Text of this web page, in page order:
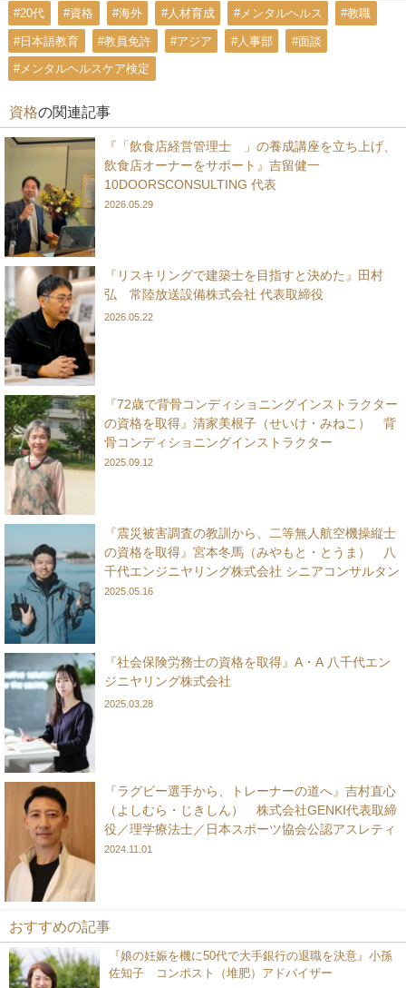
#20代 #資格 #海外 #人材育成 #メンタルヘルス #教職
#日本語教育 #教員免許 #アジア #人事部 #面談
#メンタルヘルスケア検定
資格の関連記事
『「飲食店経営管理士®」の養成講座を立ち上げ、
飲食店オーナーをサポート』吉留健一
10DOORSCONSULTING 代表
2026.05.29
『リスキリングで建築士を目指すと決めた』田村
弘 常陸放送設備株式会社 代表取締役
2026.05.22
『72歳で背骨コンディショニングインストラクター
の資格を取得』清家美根子（せいけ・みねこ） 背
骨コンディショニングインストラクター
2025.09.12
『震災被害調査の教訓から、二等無人航空機操縦士
の資格を取得』宮本冬馬（みやもと・とうま） 八
千代エンジニヤリング株式会社 シニアコンサルタン
ト
2025.05.16
『社会保険労務士の資格を取得』A・A 八千代エン
ジニヤリング株式会社
2025.03.28
『ラグビー選手から、トレーナーの道へ』吉村直心
（よしむら・じきしん） 株式会社GENKI代表取締
役／理学療法士／日本スポーツ協会公認アスレティ
ックトレーナー
2024.11.01
おすすめの記事
『娘の妊娠を機に50代で大手銀行の退職を決意』小孫
佐知子 コンポスト（堆肥）アドバイザー